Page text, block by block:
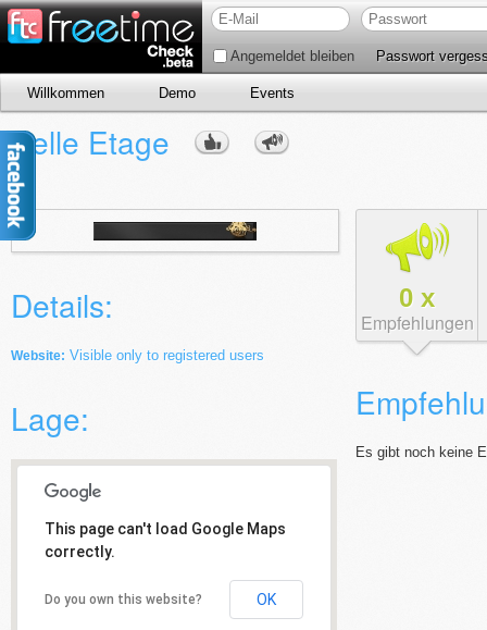
Angemeldet bleiben Passwort
Willkommen Demo Events
Belle Etage
Details:
Website: Visible only to registered users
Lage:
This page can't load Google Maps
correctly.
Do you own this website? OK
0 x
Empfehlungen
Es gibt noch keine